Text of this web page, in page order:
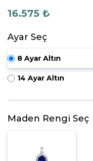
16.575 ₺
Ayar Seç
8 Ayar Altın
14 Ayar Altın
Maden Rengi Seç